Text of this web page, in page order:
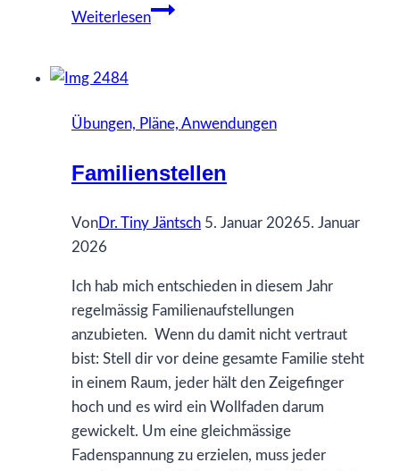
Weiterlesen
Was
alles
bleiben
wie
Übungen, Pläne, Anwendungen
Familienstellen
VonDr. Tiny Jäntsch 5. Januar 20265. Januar
2026
Ich hab mich entschieden in diesem Jahr
regelmässig Familienaufstellungen
anzubieten. Wenn du damit nicht vertraut
bist: Stell dir vor deine gesamte Familie steht
in einem Raum, jeder hält den Zeigefinger
hoch und es wird ein Wollfaden darum
gewickelt. Um eine gleichmässige
Fadenspannung zu erzielen, muss jeder